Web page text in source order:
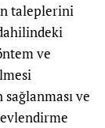
taleplerini
dahilindeki
ve
sağlanması ve